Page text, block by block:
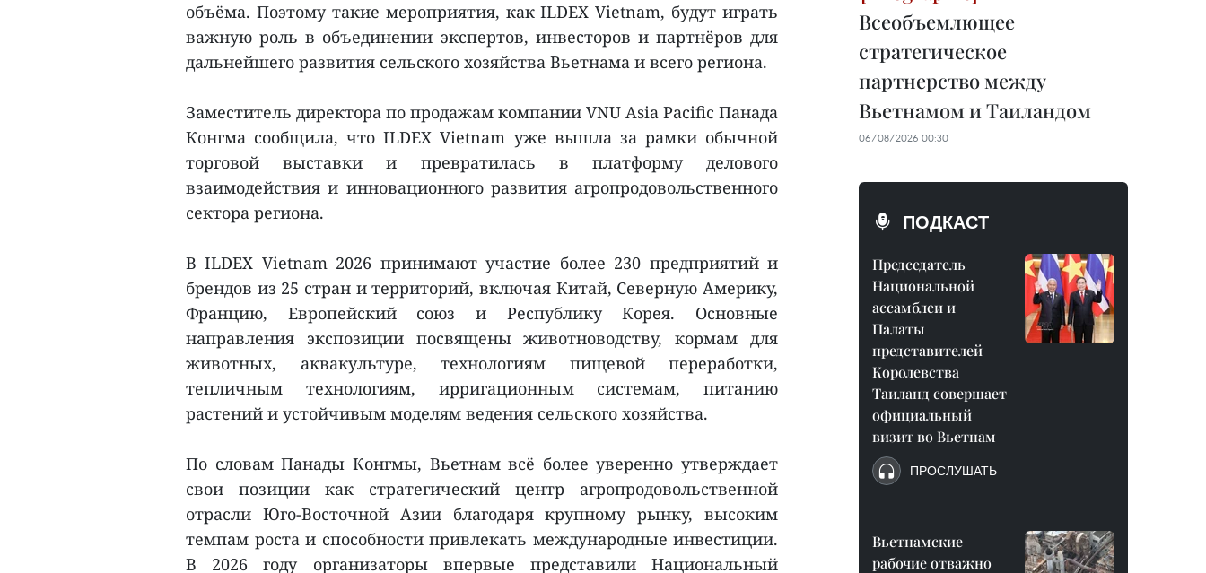
объёма. Поэтому такие мероприятия, как ILDEX Vietnam, будут играть
важную роль в объединении экспертов, инвесторов и партнёров для
дальнейшего развития сельского хозяйства Вьетнама и всего региона.
Заместитель директора по продажам компании VNU Asia Pacific Панада
Конгма сообщила, что ILDEX Vietnam уже вышла за рамки обычной
торговой выставки и превратилась в платформу делового
взаимодействия и инновационного развития агропродовольственного
сектора региона.
В ILDEX Vietnam 2026 принимают участие более 230 предприятий и
брендов из 25 стран и территорий, включая Китай, Северную Америку,
Францию, Европейский союз и Республику Корея. Основные
направления экспозиции посвящены животноводству, кормам для
животных, аквакультуре, технологиям пищевой переработки,
тепличным технологиям, ирригационным системам, питанию
растений и устойчивым моделям ведения сельского хозяйства.
По словам Панады Конгмы, Вьетнам всё более уверенно утверждает
свои позиции как стратегический центр агропродовольственной
отрасли Юго-Восточной Азии благодаря крупному рынку, высоким
темпам роста и способности привлекать международные инвестиции.
В 2026 году организаторы впервые представили Национальный
Всеобъемлющее
стратегическое
партнерство между
Вьетнамом и Таиландом
06/08/2026 00:30
ПОДКАСТ
Председатель
Национальной
ассамблеи и
Палаты
представителей
Королевства
Таиланд совершает
официальный
визит во Вьетнам
ПРОСЛУШАТЬ
Вьетнамские
рабочие отважно